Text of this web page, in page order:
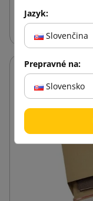
Jazyk:
Slovenčina
Prepravné na:
Slovensko